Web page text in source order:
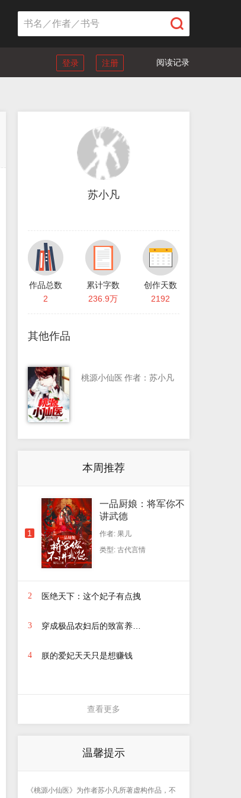
登录 注册 阅读记录
苏小凡
作品总数
2
累计字数
236.9万
创作天数
2192
其他作品
桃源小仙医 作者：苏小凡
本周推荐
1
一品厨娘：将军你不
讲武德
作者: 果儿
类型: 古代言情
2 医绝天下：这个妃子有点拽
3 穿成极品农妇后的致富养儿日常
4 朕的爱妃天天只是想赚钱
查看更多
温馨提示
《桃源小仙医》为作者苏小凡所著虚构作品，不